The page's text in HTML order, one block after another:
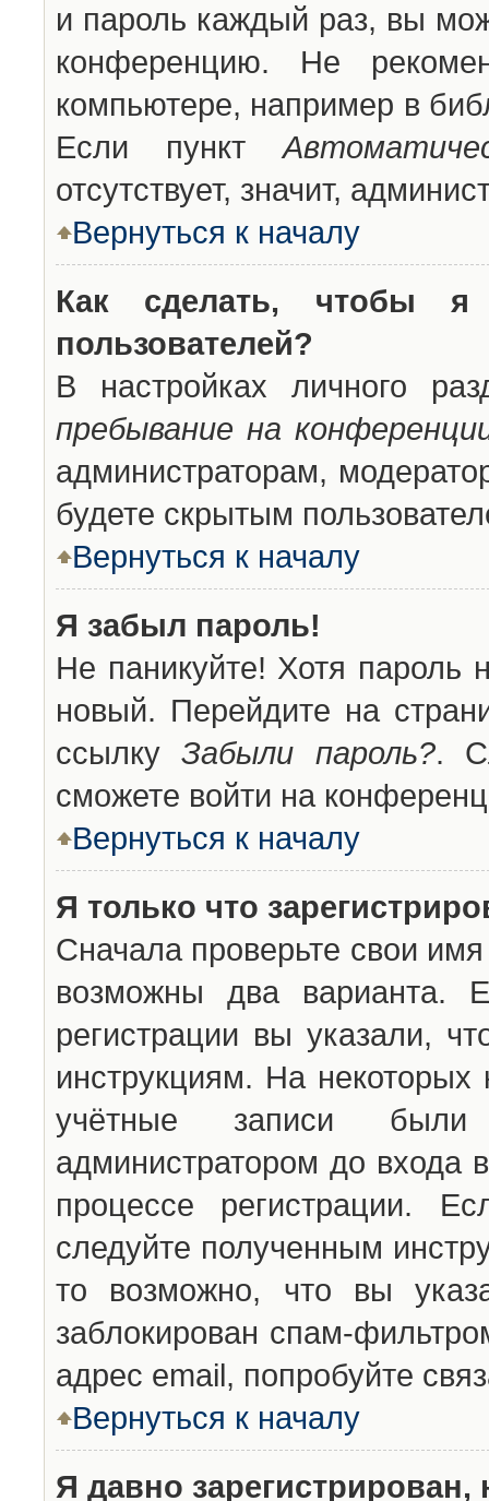
и пароль каждый раз, вы
конференцию. Не
компьютере, например в
Если пункт
отсутствует, значит,
Вернуться к началу
Как сделать, чтобы
пользователей?
В настройках личного
пребывание на
администраторам,
будете скрытым
Вернуться к началу
Я забыл пароль!
Не паникуйте! Хотя пароль
новый. Перейдите на
ссылкуЗабыли пароль?.
сможете войти на
Вернуться к началу
Я только что
Сначала проверьте свои
возможны два варианта.
регистрации вы указали,
инструкциям. На
учётные записи были
администратором до входа
процессе регистрации.
следуйте полученным
то возможно, что вы
заблокирован спам-
адрес email, попробуйте
Вернуться к началу
Я давно